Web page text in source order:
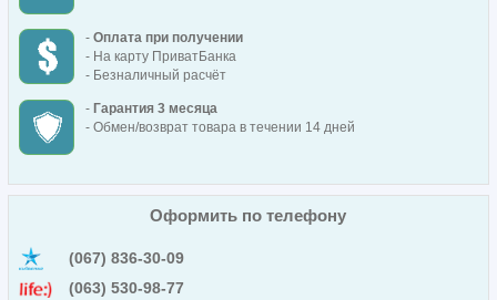
- Оплата при получении
- На карту ПриватБанка
- Безналичный расчёт
- Гарантия 3 месяца
- Обмен/возврат товара в течении 14 дней
Оформить по телефону
(067) 836-30-09
(063) 530-98-77